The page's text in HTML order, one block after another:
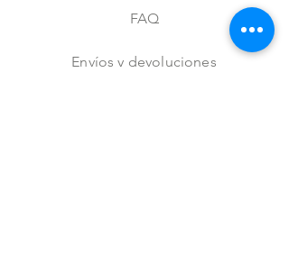
FAQ
Envíos y devoluciones